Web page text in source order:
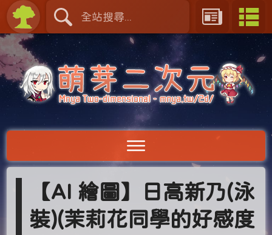
【AI 繪圖】日高新乃(泳
裝)(茉莉花同學的好感度